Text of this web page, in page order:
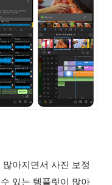
많아지면서 사진 보정
수 있는 템플릿이 많아